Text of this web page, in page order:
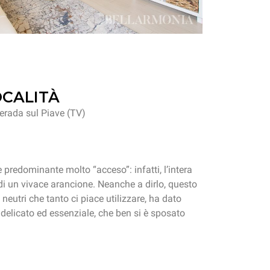
sul Piave (TV)
molto “acceso”: infatti, l’intera
un vivace arancione. Neanche a dirlo, questo
che tanto ci piace utilizzare, ha dato
ed essenziale, che ben si è sposato